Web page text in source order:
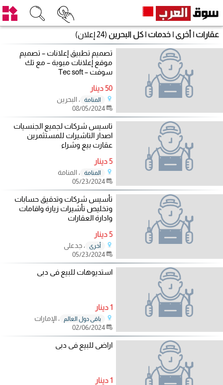
عقارات | أخرى | خدمات | كل البحرين (24 إعلان)
تصميم تطبيق إعلانات – تصميم
موقع إعلانات مبوبة – مع تك
سوفت – Tec soft
50 دينار
المنامة
، البحرين
08/05/2024
تاسيس شركات لجميع الجنسيات
اصدار التاشيرات للمستثمرين
عقارت بيع وشراء
5 دينار
المنامة
، المنامة
05/23/2024
تأسيس شركات وتدقيق حسابات
وتخليص تأشيرات زيارة واقامات
وادارة العقارات
5 دينار
أخرى
، جدعلي
05/23/2024
استديوهات للبيع فى دبى
1 دينار
باقي دول العالم
، الإمارات
02/06/2024
اراضى للبيع فى دبى
1 دينار